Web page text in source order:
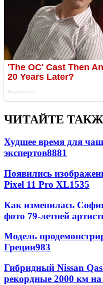
ЧИТАЙТЕ
Худшее время для
экспертов8881
Появились
Pixel 11 Pro XL1535
Как изменилась
фото 79-летней
Модель
Греции983
Гибридный Nissan
рекордные 2000 км